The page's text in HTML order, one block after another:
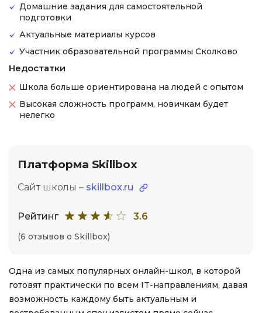
Домашние задания для самостоятельной
подготовки
Актуальные материалы курсов
Участник образовательной программы Сколково
Недостатки
Школа больше ориентирована на людей с опытом
Высокая сложность программ, новичкам будет
нелегко
Платформа Skillbox
Сайт школы – skillbox.ru
Рейтинг 3.6
(6 отзывов о Skillbox)
Одна из самых популярных онлайн-школ, в которой
готовят практически по всем IT-направлениям, давая
возможность каждому быть актуальным и